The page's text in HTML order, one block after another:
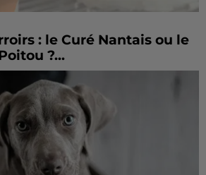
: le Curé Nantais ou le
?...